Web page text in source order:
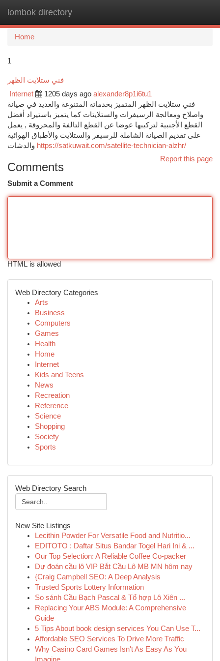
lombok directory
Home
1
فني ستلايت الظهر
Internet 1205 days ago alexander8p1i6tu1
فني ستلايت الظهر المتميز بخدماته المتنوعة والعديد في صيانة
واصلاح ومعالجة الرسيفرات والستلايتات كما يتميز باستيراد أفضل
القطع الأجنبية لتركيبها عوضا عن القطع التالفة والمحروقة , يعمل
على تقديم الصيانة الشاملة للرسيفر والستلايت والأطباق الهوائية
https://satkuwait.com/satellite-technician-alzhr/
Report this page
Comments
Submit a Comment
HTML is allowed
Web Directory Categories
Arts
Business
Computers
Games
Health
Home
Internet
Kids and Teens
News
Recreation
Reference
Science
Shopping
Society
Sports
Web Directory Search
New Site Listings
Lecithin Powder For Versatile Food and Nutritio...
EDITOTO : Daftar Situs Bandar Togel Hari Ini & ...
Our Top Selection: A Reliable Coffee Co-packer
Dự đoán cầu lô VIP Bắt Cầu Lô MB MN hôm nay
{Craig Campbell SEO: A Deep Analysis
Trusted Sports Lottery Information
So sánh Cầu Bạch Pascal & Tổ hợp Lô Xiên ...
Replacing Your ABS Module: A Comprehensive
Guide
5 Tips About book design services You Can Use T...
Affordable SEO Services To Drive More Traffic
Why Casino Card Games Isn't As Easy As You